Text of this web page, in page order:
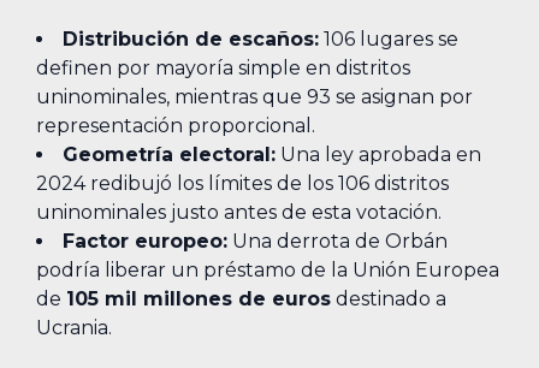
Distribución de escaños: 106 lugares se
definen por mayoría simple en distritos
uninominales, mientras que 93 se asignan por
representación proporcional.
Geometría electoral: Una ley aprobada en
2024 redibujó los límites de los 106 distritos
uninominales justo antes de esta votación.
Factor europeo: Una derrota de Orbán
podría liberar un préstamo de la Unión Europea
de 105 mil millones de euros destinado a
Ucrania.